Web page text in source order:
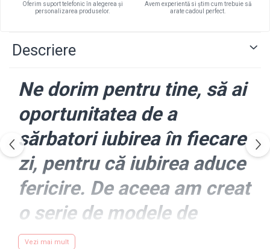
Oferim suport telefonic în alegerea și
personalizarea produselor.
Avem experientă si știm cum trebuie să
arate cadoul perfect.
Descriere
Ne dorim pentru tine, să ai
oportunitatea de a
sărbatori iubirea în fiecare
zi, pentru că iubirea aduce
fericire. De aceea am creat
o serie de modele de
tricouri pentru tine și
Vezi mai mult